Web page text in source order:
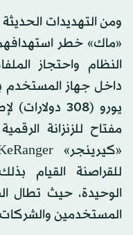
ومن التهديدات
«ماك» خطر
النظام واحتجاز
يورو (308
مفتاح للزنزانة
للقراصنة القيام
الوحيدة، حيث تطال
المستخدمين